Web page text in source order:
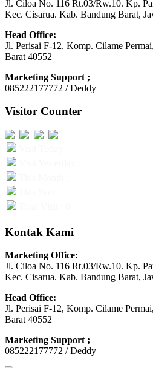
Jl. Ciloa No. 116 Rt.03/Rw.10. Kp.
Kec. Cisarua. Kab. Bandung Barat,
Head Office:
Jl. Perisai F-12, Komp. Cilame
Barat 40552
Marketing Support ;
085222177772 / Deddy
Visitor Counter
Kontak Kami
Marketing Office:
Jl. Ciloa No. 116 Rt.03/Rw.10. Kp.
Kec. Cisarua. Kab. Bandung Barat,
Head Office:
Jl. Perisai F-12, Komp. Cilame
Barat 40552
Marketing Support ;
085222177772 / Deddy